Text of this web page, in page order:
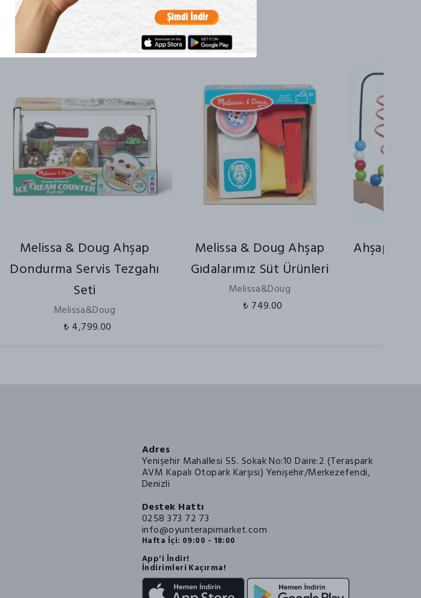
Melissa & Doug Ahşap
Dondurma Servis Tezgahı
Seti
Melissa&Doug
₺ 4,799.00
Melissa & Doug Ahşap
Gıdalarımız Süt Ürünleri
Melissa&Doug
₺ 749.00
Ahşap
Adres
Yenişehir Mahallesi 55. Sokak No:10 Daire:2 (Teraspark
AVM Kapalı Otopark Karşısı) Yenişehir/Merkezefendi,
Denizli
Destek Hattı
0258 373 72 73
info@oyunterapimarket.com
Hafta İçi: 09:00 - 18:00
App'i İndir!
İndirimleri Kaçırma!